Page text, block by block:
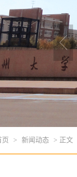
页 > 新闻动态 > 正文